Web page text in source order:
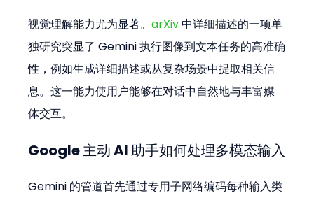
视觉理解能力尤为显著。arXiv 中详细描述的一项单
独研究突显了 Gemini 执行图像到文本任务的高准确
性，例如生成详细描述或从复杂场景中提取相关信
息。这一能力使用户能够在对话中自然地与丰富媒
体交互。
Google 主动 AI 助手如何处理多模态输入
Gemini 的管道首先通过专用子网络编码每种输入类